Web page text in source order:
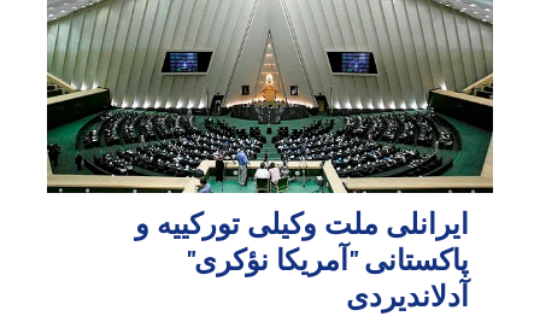
ایرانلی ملت وکیلی تورکییه و
پاکستانی "آمریکا نؤکری"
آدلاندیردی